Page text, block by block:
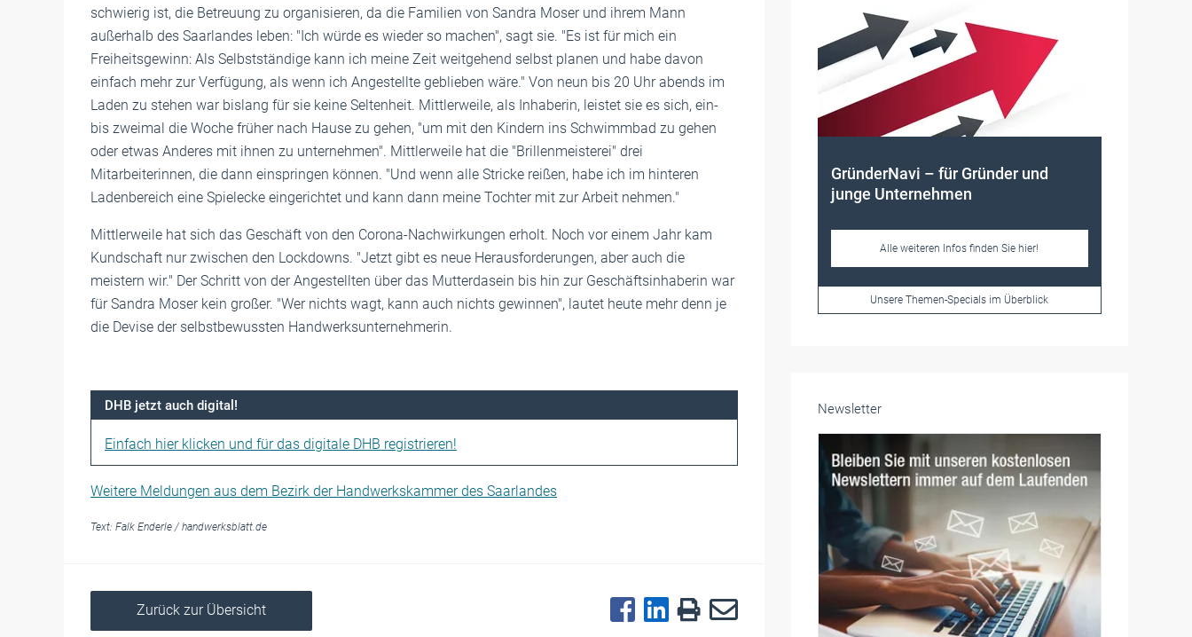
schwierig ist, die Betreuung zu organisieren, da die Familien von Sandra Moser und ihrem Mann
außerhalb des Saarlandes leben: "Ich würde es wieder so machen", sagt sie. "Es ist für mich ein
Freiheitsgewinn: Als Selbstständige kann ich meine Zeit weitgehend selbst planen und habe davon
einfach mehr zur Verfügung, als wenn ich Angestellte geblieben wäre." Von neun bis 20 Uhr abends im
Laden zu stehen war bislang für sie keine Seltenheit. Mittlerweile, als Inhaberin, leistet sie es sich, ein-
bis zweimal die Woche früher nach Hause zu gehen, "um mit den Kindern ins Schwimmbad zu gehen
oder etwas Anderes mit ihnen zu unternehmen". Mittlerweile hat die "Brillenmeisterei" drei
Mitarbeiterinnen, die dann einspringen können. "Und wenn alle Stricke reißen, habe ich im hinteren
Ladenbereich eine Spielecke eingerichtet und kann dann meine Tochter mit zur Arbeit nehmen."
Mittlerweile hat sich das Geschäft von den Corona-Nachwirkungen erholt. Noch vor einem Jahr kam
Kundschaft nur zwischen den Lockdowns. "Jetzt gibt es neue Herausforderungen, aber auch die
meistern wir." Der Schritt von der Angestellten über das Mutterdasein bis hin zur Geschäftsinhaberin war
für Sandra Moser kein großer. "Wer nichts wagt, kann auch nichts gewinnen", lautet heute mehr denn je
die Devise der selbstbewussten Handwerksunternehmerin.
DHB jetzt auch digital!
Einfach hier klicken und für das digitale DHB registrieren!
Weitere Meldungen aus dem Bezirk der Handwerkskammer des Saarlandes
Text: Falk Enderle / handwerksblatt.de
Zurück zur Übersicht
Frauen im Handwerk
Unsere Themen-Specials im Überblick
Newsletter